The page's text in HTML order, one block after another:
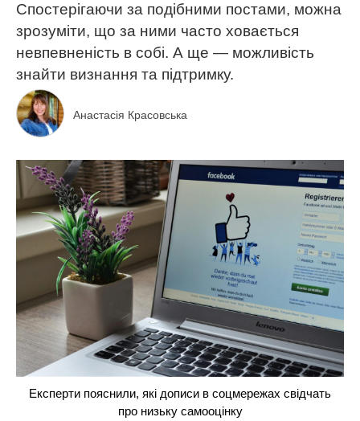
Спостерігаючи за подібними постами, можна
зрозуміти, що за ними часто ховається
невпевненість в собі. А ще — можливість
знайти визнання та підтримку.
Анастасія Красовська
Експерти пояснили, які дописи в соцмережах свідчать
про низьку самооцінку